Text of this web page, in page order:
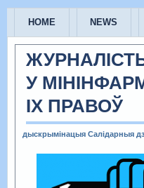
HOME NEWS
У
ІХ ПРАВОЎ
дыскрымінацыя Салідарныя